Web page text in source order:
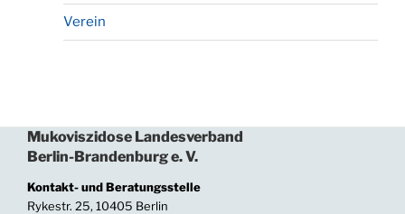
Verein
Mukoviszidose Landesverband
Berlin-Brandenburg e. V.
Kontakt- und Beratungsstelle
Rykestr. 25, 10405 Berlin